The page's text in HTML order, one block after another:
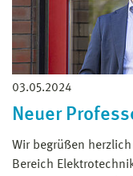
03.05.2024
Neuer
Wir begrüßen
Bereich